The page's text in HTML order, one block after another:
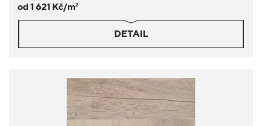
od 1 621 Kč/m2
DETAIL